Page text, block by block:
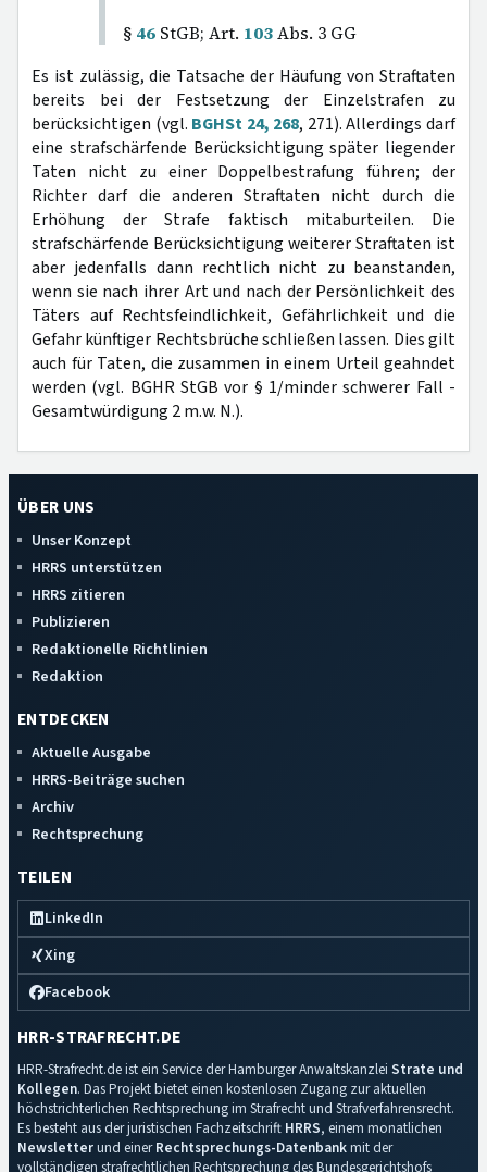
§ 46 StGB; Art. 103Abs. 3 GG
Es ist zulässig, die Tatsache der Häufung von Straftaten
bereits bei der Festsetzung der Einzelstrafen zu
berücksichtigen (vgl. BGHSt 24, 268, 271). Allerdings darf
eine strafschärfende Berücksichtigung später liegender
Taten nicht zu einer Doppelbestrafung führen; der
Richter darf die anderen Straftaten nicht durch die
Erhöhung der Strafe faktisch mitaburteilen. Die
strafschärfende Berücksichtigung weiterer Straftaten ist
aber jedenfalls dann rechtlich nicht zu beanstanden,
wenn sie nach ihrer Art und nach der Persönlichkeit des
Täters auf Rechtsfeindlichkeit, Gefährlichkeit und die
Gefahr künftiger Rechtsbrüche schließen lassen. Dies gilt
auch für Taten, die zusammen in einem Urteil geahndet
werden (vgl. BGHR StGB vor § 1/minder schwerer Fall -
Gesamtwürdigung 2 m.w. N.).
ÜBER UNS
Unser Konzept
HRRS unterstützen
HRRS zitieren
Publizieren
Redaktionelle Richtlinien
Redaktion
ENTDECKEN
Aktuelle Ausgabe
HRRS-Beiträge suchen
Archiv
Rechtsprechung
TEILEN
LinkedIn
Xing
Facebook
HRR-STRAFRECHT.DE
HRR-Strafrecht.de ist ein Service der Hamburger Anwaltskanzlei Strate und
Kollegen. Das Projekt bietet einen kostenlosen Zugang zur aktuellen
höchstrichterlichen Rechtsprechung im Strafrecht und Strafverfahrensrecht.
Es besteht aus der juristischen Fachzeitschrift HRRS, einem monatlichen
Newsletterund einerRechtsprechungs-Datenbankmit der
vollständigen strafrechtlichen Rechtsprechung des Bundesgerichtshofs